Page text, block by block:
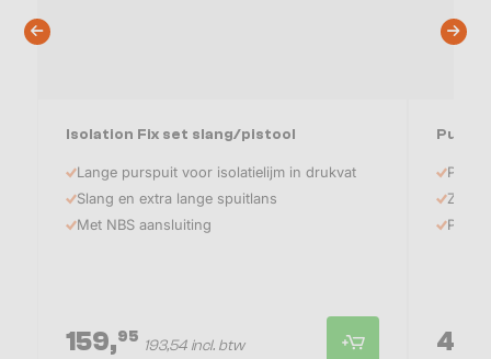
Isolation Fix set slang/pistool
Lange purspuit voor isolatielijm in drukvat
Slang en extra lange spuitlans
Met NBS aansluiting
159,95 193,54 incl. btw
Pur
PU
Zeer
4,